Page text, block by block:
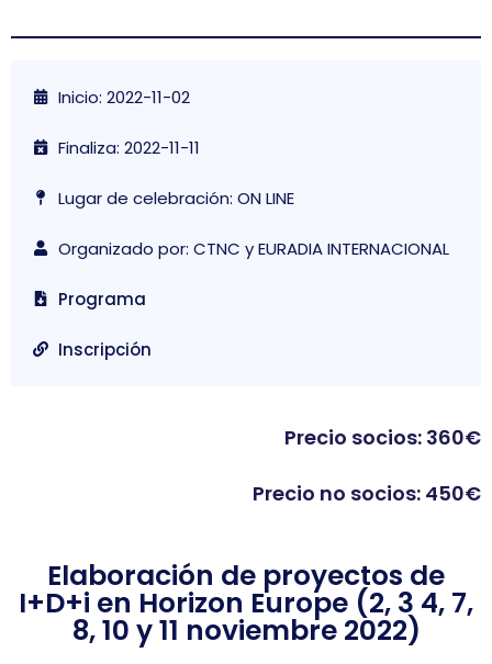
Elaboración de proyectos de
I+D+i en Horizon Europe (2, 3 4, 7,
8, 10 y 11 noviembre 2022)
Inicio: 2022-11-02
Finaliza: 2022-11-11
Lugar de celebración: ON LINE
Organizado por: CTNC y EURADIA INTERNACIONAL
Programa
Inscripción
Precio socios: 360€
Precio no socios: 450€